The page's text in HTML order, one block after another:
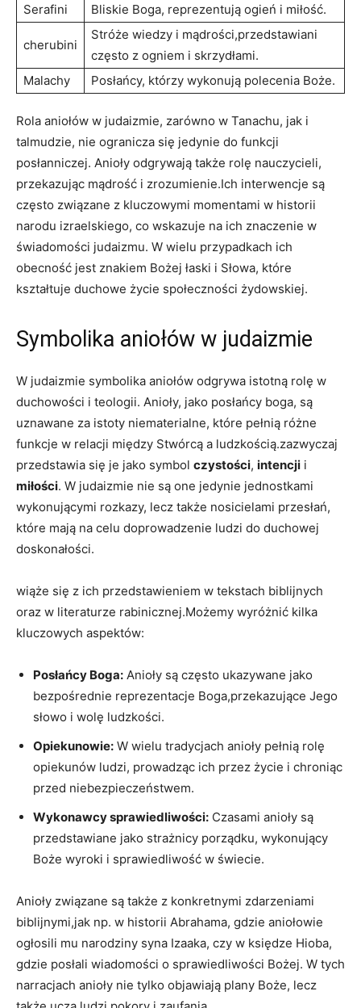
Serafini Bliskie Boga, reprezentują ogień i miłość.
cherubini
Stróże wiedzy i mądrości,przedstawiani
często z ogniem i skrzydłami.
Malachy
Posłańcy, którzy wykonują polecenia Boże.
Rola aniołów w judaizmie, zarówno w Tanachu, jak i
talmudzie, nie ogranicza się jedynie do funkcji
posłanniczej. Anioły odgrywają także rolę nauczycieli,
przekazując mądrość i zrozumienie.Ich interwencje są
często związane z kluczowymi momentami w historii
narodu izraelskiego, co wskazuje na ich znaczenie w
świadomości judaizmu. W wielu przypadkach ich
obecność jest znakiem Bożej łaski i Słowa, które
kształtuje duchowe życie społeczności żydowskiej.
Symbolika aniołów w judaizmie
W judaizmie symbolika aniołów odgrywa istotną rolę w
duchowości i teologii. Anioły, jako posłańcy boga, są
uznawane za istoty niematerialne, które pełnią różne
funkcje w relacji między Stwórcą a ludzkością.zazwyczaj
przedstawia się je jako symbol czystości, intencji i
miłości. W judaizmie nie są one jedynie jednostkami
wykonującymi rozkazy, lecz także nosicielami przesłań,
które mają na celu doprowadzenie ludzi do duchowej
doskonałości.
wiąże się z ich przedstawieniem w tekstach biblijnych
oraz w literaturze rabinicznej.Możemy wyróżnić kilka
kluczowych aspektów:
Posłańcy Boga: Anioły są często ukazywane jako
bezpośrednie reprezentacje Boga,przekazujące Jego
słowo i wolę ludzkości.
Opiekunowie: W wielu tradycjach anioły pełnią rolę
opiekunów ludzi, prowadząc ich przez życie i chroniąc
przed niebezpieczeństwem.
Wykonawcy sprawiedliwości: Czasami anioły są
przedstawiane jako strażnicy porządku, wykonujący
Boże wyroki i sprawiedliwość w świecie.
Anioły związane są także z konkretnymi zdarzeniami
biblijnymi,jak np. w historii Abrahama, gdzie aniołowie
ogłosili mu narodziny syna Izaaka, czy w księdze Hioba,
gdzie posłali wiadomości o sprawiedliwości Bożej. W tych
narracjach anioły nie tylko objawiają plany Boże, lecz